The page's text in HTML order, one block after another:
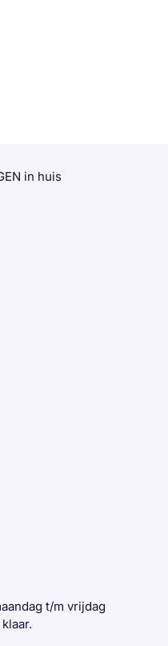
in huis
t/m vrijdag